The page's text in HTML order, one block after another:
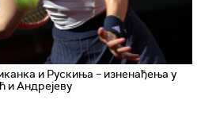
и Рускиња – изненађења у
и Андрејеву